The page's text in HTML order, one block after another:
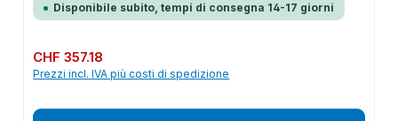
Disponibile subito, tempi di consegna 14-17 giorni
Prezzo normale:
CHF 357.18
Prezzi incl. IVA più costi di spedizione